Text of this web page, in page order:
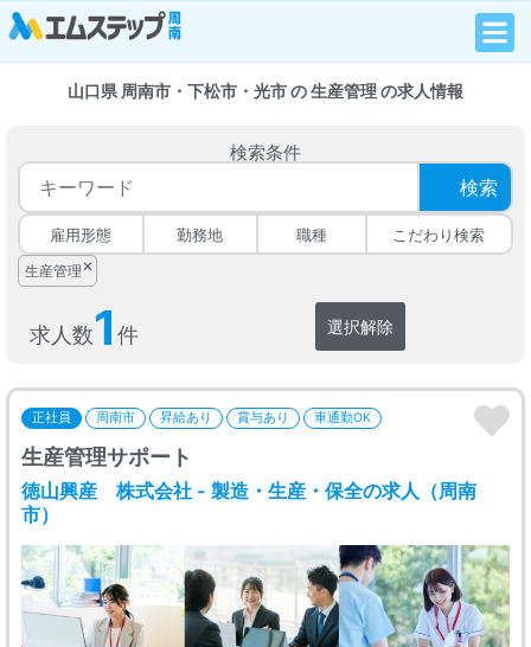
山口県 周南市・下松市・光市 の 生産管理 の求人情報
検索条件
検索
雇用形態 勤務地 職種 こだわり検索
生産管理×
求人数1 件 選択解除
正社員 周南市 昇給あり 賞与あり 車通勤OK
生産管理サポート
徳山興産 株式会社 - 製造・生産・保全の求人（周南
市）